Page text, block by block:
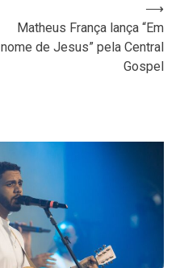
Matheus França lança “Em
nome de Jesus” pela Central
Gospel
⟶